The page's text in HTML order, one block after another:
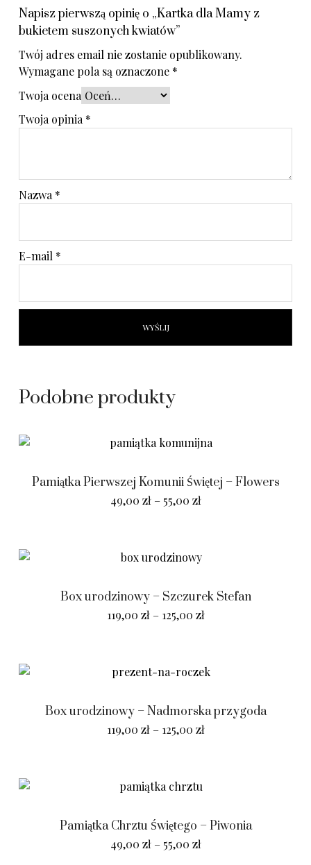
Napisz pierwszą opinię o „Kartka dla Mamy z
bukietem suszonych kwiatów”
Twój adres email nie zostanie opublikowany.
Wymagane pola są oznaczone *
Twoja ocena
Twoja opinia *
Nazwa *
E-mail *
Podobne produkty
Pamiątka Pierwszej Komunii Świętej – Flowers
49,00 zł – 55,00 zł
Box urodzinowy – Szczurek Stefan
119,00 zł – 125,00 zł
Box urodzinowy – Nadmorska przygoda
119,00 zł – 125,00 zł
Pamiątka Chrztu Świętego – Piwonia
49,00 zł – 55,00 zł